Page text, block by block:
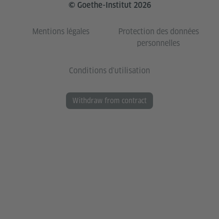
© Goethe-Institut 2026
Mentions légales
Protection des données
personnelles
Conditions d'utilisation
Withdraw from contract